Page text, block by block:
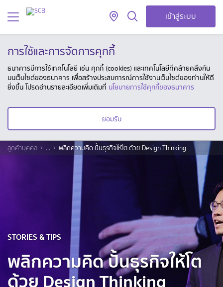
เข้าสู่ระบบ
การใช้และการจัดการคุกกี้
ธนาคารมีการใช้เทคโนโลยี เช่น คุกกี้ (cookies) และเทคโนโลยีที่คล้ายคลึงกัน
บนเว็บไซต์ของธนาคาร เพื่อสร้างประสบการณ์การใช้งานเว็บไซต์ของท่านให้ดี
ยิ่งขึ้น โปรดอ่านรายละเอียดเพิ่มเติมที่ นโยบายการใช้คุกกี้ของธนาคาร
ยอมรับ
ลูกค้าบุคคล ... พลิกความคิด ปั้นธุรกิจให้โต ด้วย Design Thinking
STORIES & TIPS
พลิกความคิด ปั้นธุรกิจให้โต
ด้วย Design Thinking